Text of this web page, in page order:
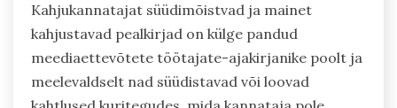
Kahjukannatajat süüdimõistvad ja mainet
kahjustavad pealkirjad on külge pandud
meediaettevõtete töötajate-ajakirjanike poolt ja
meelevaldselt nad süüdistavad või loovad